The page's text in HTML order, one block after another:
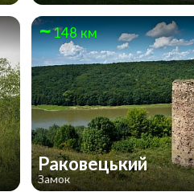
148 км
Раковецький
Замок